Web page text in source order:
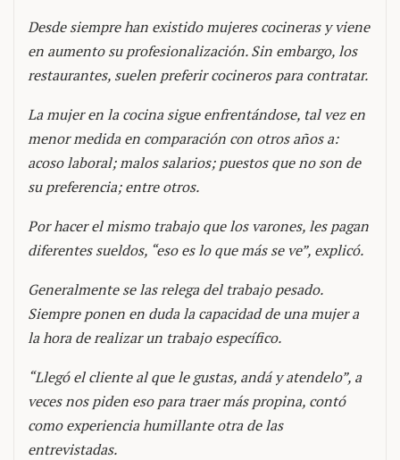
Desde siempre han existido mujeres cocineras y viene
en aumento su profesionalización. Sin embargo, los
restaurantes, suelen preferir cocineros para contratar.
La mujer en la cocina sigue enfrentándose, tal vez en
menor medida en comparación con otros años a:
acoso laboral; malos salarios; puestos que no son de
su preferencia; entre otros.
Por hacer el mismo trabajo que los varones, les pagan
diferentes sueldos, “eso es lo que más se ve”, explicó.
Generalmente se las relega del trabajo pesado.
Siempre ponen en duda la capacidad de una mujer a
la hora de realizar un trabajo específico.
“Llegó el cliente al que le gustas, andá y atendelo”, a
veces nos piden eso para traer más propina, contó
como experiencia humillante otra de las
entrevistadas.